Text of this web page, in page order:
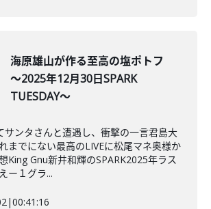
海原雄山が作る至高の塩ポトフ
～2025年12月30日SPARK
TUESDAY～
サンタさんと遭遇し、衝撃の一言君島大
までにない最高のLIVEに松尾マネ奥様か
King Gnu新井和輝のSPARK2025年ラス
ー１グラ...
|00:41:16